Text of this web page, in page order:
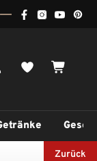
Du hast 0
Zurück